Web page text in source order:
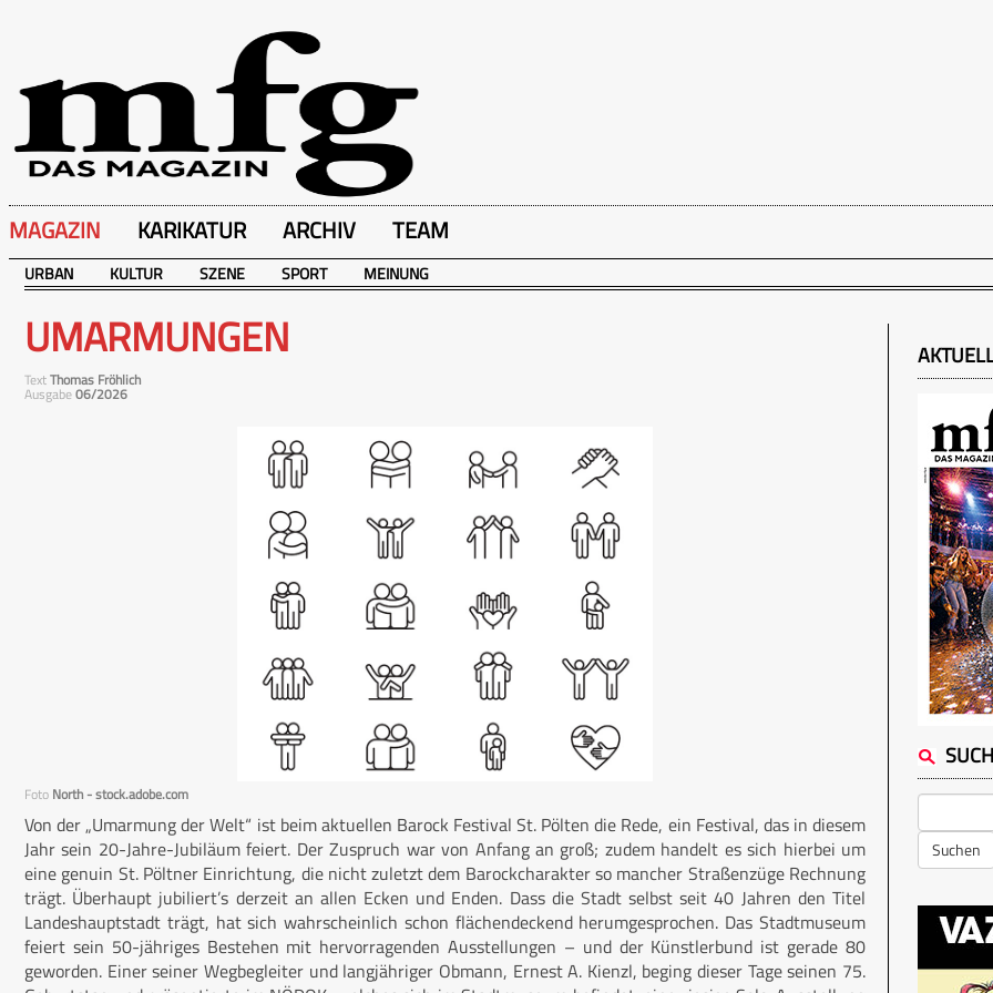
MAGAZIN KARIKATUR ARCHIV TEAM
URBAN KULTUR SZENE SPORT MEINUNG
UMARMUNGEN
TextThomas Fröhlich
Ausgabe06/2026
Foto North - stock.adobe.com
Von der „Umarmung der Welt“ ist beim aktuellen Barock Festival St. Pölten die Rede, ein Festival, das in diesem
Jahr sein 20-Jahre-Jubiläum feiert. Der Zuspruch war von Anfang an groß; zudem handelt es sich hierbei um
eine genuin St. Pölt­ner Einrichtung, die nicht zuletzt dem Barockcharakter so mancher Straßenzüge Rechnung
trägt. Überhaupt jubiliert’s derzeit an allen Ecken und Enden. Dass die Stadt selbst seit 40 Jahren den Titel
Landeshauptstadt trägt, hat sich wahrscheinlich schon flächendeckend herumgesprochen. Das Stadtmuseum
feiert sein 50-jähriges Bestehen mit hervorragenden Ausstellungen – und der Künstlerbund ist gerade 80
geworden. Einer seiner Wegbegleiter und langjähriger Obmann, Ernest A. Kienzl, beging dieser Tage seinen 75.
Suchen